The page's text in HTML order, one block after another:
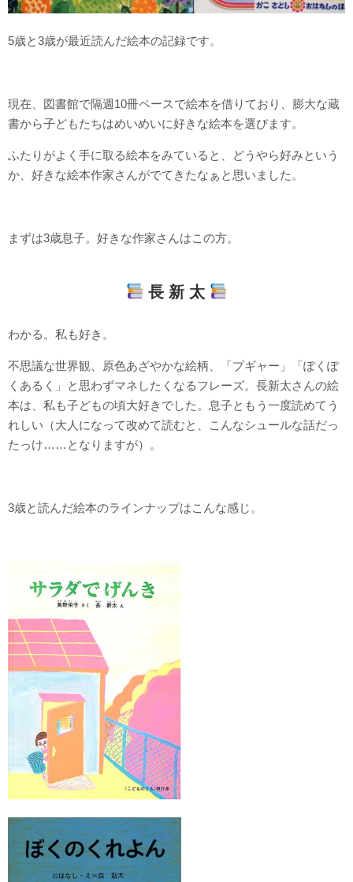
5歳と3歳が最近読んだ絵本の記録です。
現在、図書館で隔週10冊ペースで絵本を借りており、膨大な蔵
書から子どもたちはめいめいに好きな絵本を選びます。
ふたりがよく手に取る絵本をみていると、どうやら好みという
か、好きな絵本作家さんがでてきたなぁと思いました。
まずは3歳息子。好きな作家さんはこの方。
長 新 太
わかる。私も好き。
不思議な世界観、原色あざやかな絵柄、「プギャー」「ぽくぽ
くあるく」と思わずマネしたくなるフレーズ。長新太さんの絵
本は、私も子どもの頃大好きでした。息子ともう一度読めてう
れしい（大人になって改めて読むと、こんなシュールな話だっ
たっけ……となりますが）。
3歳と読んだ絵本のラインナップはこんな感じ。